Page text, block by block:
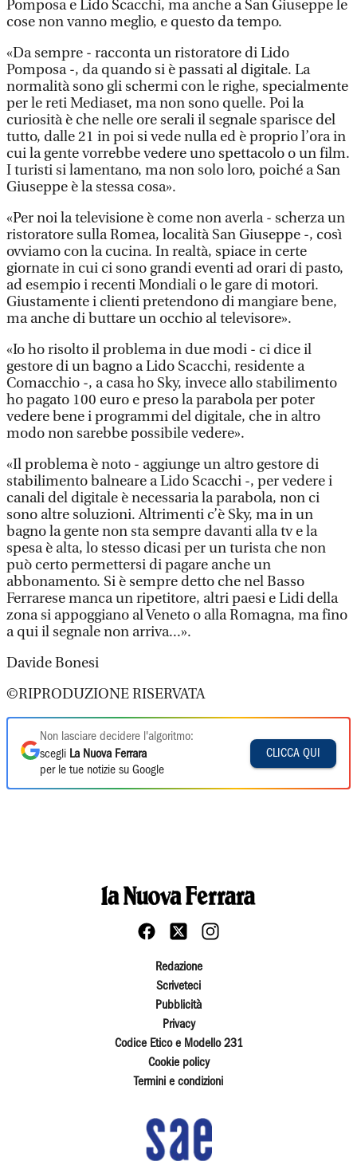
Pomposa e Lido Scacchi, ma anche a San Giuseppe le
cose non vanno meglio, e questo da tempo.
«Da sempre - racconta un ristoratore di Lido
Pomposa -, da quando si è passati al digitale. La
normalità sono gli schermi con le righe, specialmente
per le reti Mediaset, ma non sono quelle. Poi la
curiosità è che nelle ore serali il segnale sparisce del
tutto, dalle 21 in poi si vede nulla ed è proprio l’ora in
cui la gente vorrebbe vedere uno spettacolo o un film.
I turisti si lamentano, ma non solo loro, poiché a San
Giuseppe è la stessa cosa».
«Per noi la televisione è come non averla - scherza un
ristoratore sulla Romea, località San Giuseppe -, così
ovviamo con la cucina. In realtà, spiace in certe
giornate in cui ci sono grandi eventi ad orari di pasto,
ad esempio i recenti Mondiali o le gare di motori.
Giustamente i clienti pretendono di mangiare bene,
ma anche di buttare un occhio al televisore».
«Io ho risolto il problema in due modi - ci dice il
gestore di un bagno a Lido Scacchi, residente a
Comacchio -, a casa ho Sky, invece allo stabilimento
ho pagato 100 euro e preso la parabola per poter
vedere bene i programmi del digitale, che in altro
modo non sarebbe possibile vedere».
«Il problema è noto - aggiunge un altro gestore di
stabilimento balneare a Lido Scacchi -, per vedere i
canali del digitale è necessaria la parabola, non ci
sono altre soluzioni. Altrimenti c’è Sky, ma in un
bagno la gente non sta sempre davanti alla tv e la
spesa è alta, lo stesso dicasi per un turista che non
può certo permettersi di pagare anche un
abbonamento. Si è sempre detto che nel Basso
Ferrarese manca un ripetitore, altri paesi e Lidi della
zona si appoggiano al Veneto o alla Romagna, ma fino
a qui il segnale non arriva...».
Davide Bonesi
©RIPRODUZIONE RISERVATA
Non lasciare decidere l'algoritmo:
scegli La Nuova Ferrara
per le tue notizie su Google
CLICCA QUI
Redazione
Scriveteci
Pubblicità
Privacy
Codice Etico e Modello 231
Cookie policy
Termini e condizioni